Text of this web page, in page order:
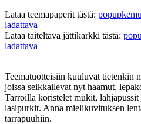
Lataa teemapaperit tästä:
ladattava
Lataa taiteltava jättikarkki tästä:
ladattava
Teematuotteisiin kuuluvat tietenkin
joissa seikkailevat nyt haamut,
Tarroilla koristelet mukit,
lasipurkit. Anna mielikuvituksen
tarrapuuhiin.